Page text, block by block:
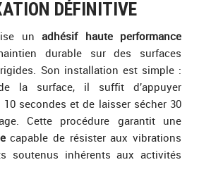
DÉFINITIVE
unadhésif haute performance
durable sur des surfaces
Son installation est simple :
la surface, il suffit d’appuyer
secondes et de laisser sécher 30
Cette procédure garantit une
capable de résister aux vibrations
soutenus inhérents aux activités